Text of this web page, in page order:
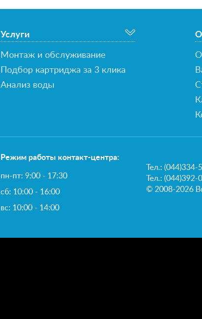
Услуги
Монтаж и обслуживание
Подбор картриджа за 3 клика
Анализ воды
О
О
Режим работы контакт-центра:
пн-пт: 9:00 - 17:30
сб: 10:00 - 16:00
вс: 10:00 - 14:00
Тел.:(044)334-
Тел.: (044)392-
© 2008-2026